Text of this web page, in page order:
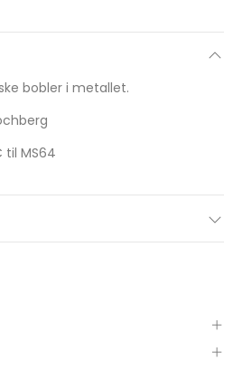
bobler i metallet.
til MS64